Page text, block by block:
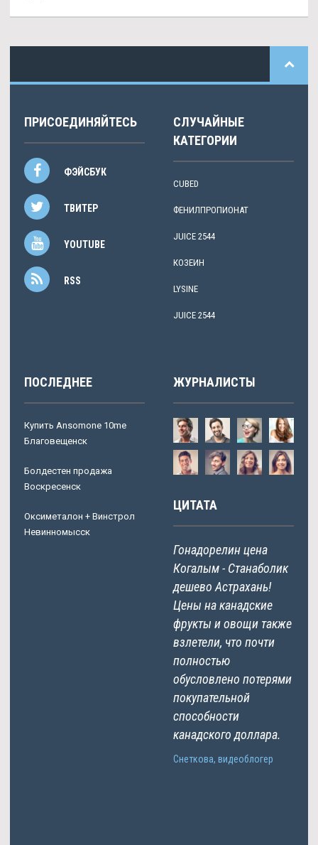
ПРИСОЕДИНЯЙТЕСЬ
ФЭЙСБУК
ТВИТЕР
YOUTUBE
RSS
СЛУЧАЙНЫЕ
КАТЕГОРИИ
CUBED
ФЕНИЛПРОПИОНАТ
JUICE 2544
КОЗЕИН
LYSINE
JUICE 2544
ПОСЛЕДНЕЕ
Купить Ansomone 10me
Благовещенск
Болдестен продажа
Воскресенск
Оксиметалон + Винстрол
Невинномысск
ЖУРНАЛИСТЫ
ЦИТАТА
Гонадорелин цена
Когалым - Станаболик
дешево Астрахань!
Цены на канадские
фрукты и овощи также
взлетели, что почти
полностью
обусловлено потерями
покупательной
способности
канадского доллара.
Снеткова, видеоблогер